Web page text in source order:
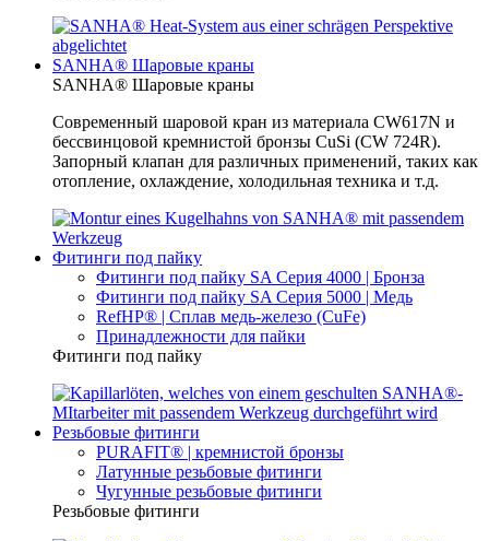
SANHA® Шаровые краны
SANHA® Шаровые краны
Современный шаровой кран из материала CW617N и
бессвинцовой кремнистой бронзы CuSi (CW 724R).
Запорный клапан для различных применений, таких как
отопление, охлаждение, холодильная техника и т.д.
Фитинги под пайку
Фитинги под пайку SA Серия 4000 | Бронза
Фитинги под пайку SA Серия 5000 | Медь
RefHP® | Сплав медь-железо (CuFe)
Принадлежности для пайки
Фитинги под пайку
Резьбовые фитинги
PURAFIT® | кремнистой бронзы
Латунные резьбовые фитинги
Чугунные резьбовые фитинги
Резьбовые фитинги